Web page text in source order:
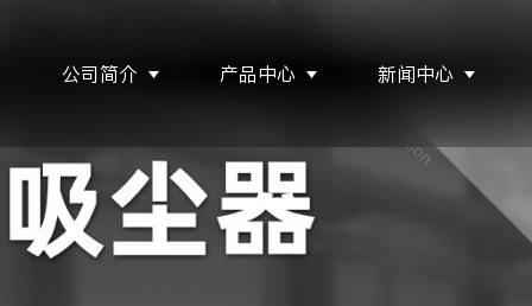
公司简介 产品中心 新闻中心